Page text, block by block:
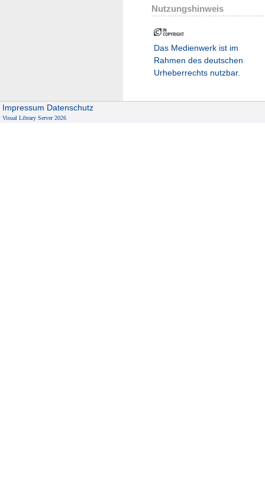
Nutzungshinweis
Das Medienwerk ist im
Rahmen des deutschen
Urheberrechts nutzbar.
Impressum Datenschutz
Visual Library Server 2026